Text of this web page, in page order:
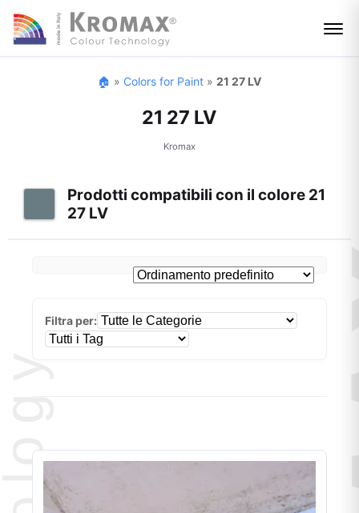
🏠 » Colors for Paint » 21 27 LV
21 27 LV
Kromax
Prodotti compatibili con il colore 21
27 LV
Filtra per: